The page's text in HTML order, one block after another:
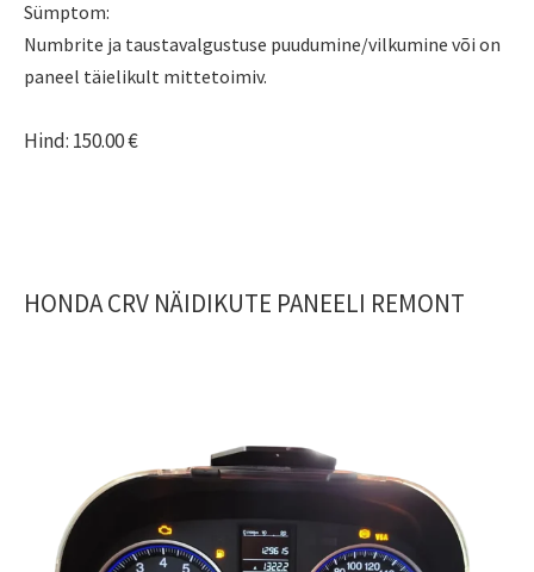
Sümptom:
Numbrite ja taustavalgustuse puudumine/vilkumine või on
paneel täielikult mittetoimiv.
Hind: 150.00 €
HONDA CRV NÄIDIKUTE PANEELI REMONT